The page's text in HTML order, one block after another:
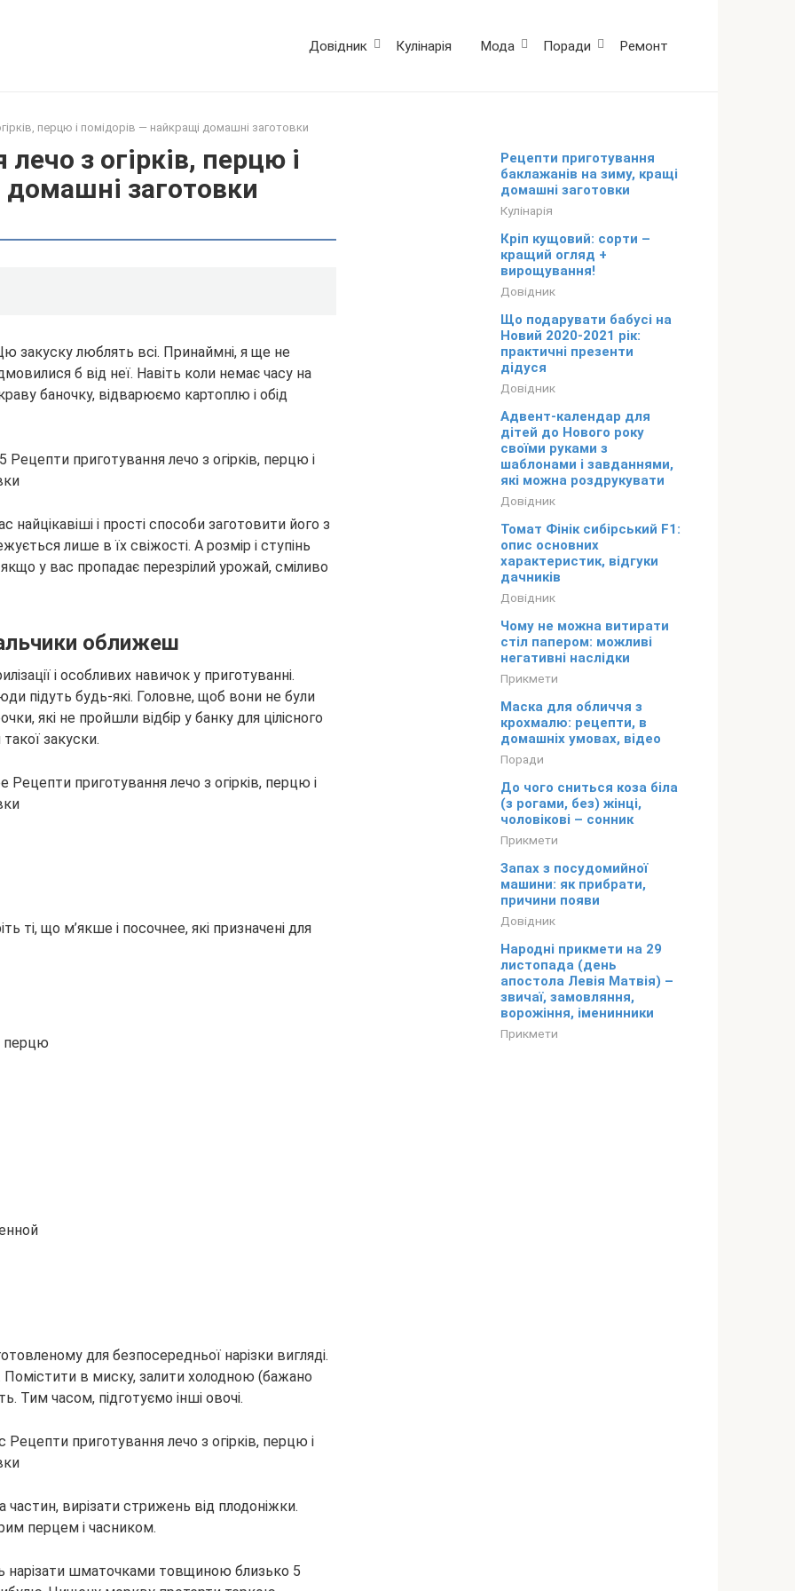
Довідник Кулінарія Мода Поради Ремонт
перцю і помідорів — найкращі домашні заготовки
з огірків, перцю і
заготовки
закуску люблять всі. Принаймні, я ще не
б від неї. Навіть коли немає часу на
баночку, відварюємо картоплю і обід
найцікавіші і прості способи заготовити його з
лише в їх свіжості. А розмір і ступінь
у вас пропадає перезрілий урожай, сміливо
оближеш
і особливих навичок у приготуванні.
підуть будь-які. Головне, щоб вони не були
які не пройшли відбір у банку для цілісного
закуски.
ті, що м’якше і посочнее, які призначені для
перцю
для безпосередньої нарізки вигляді.
Помістити в миску, залити холодною (бажано
часом, підготуємо інші овочі.
частин, вирізати стрижень від плодоніжки.
перцем і часником.
нарізати шматочками товщиною близько 5
Рецепти приготування
баклажанів на зиму, кращі
домашні заготовки
Кулінарія
Кріп кущовий: сорти –
кращий огляд +
вирощування!
Довідник
Що подарувати бабусі на
Новий 2020-2021 рік:
практичні презенти
дідуся
Довідник
Адвент-календар для
дітей до Нового року
своїми руками з
шаблонами і завданнями,
які можна роздрукувати
Довідник
Томат Фінік сибірський F1:
опис основних
характеристик, відгуки
дачників
Довідник
Чому не можна витирати
стіл папером: можливі
негативні наслідки
Прикмети
Маска для обличчя з
крохмалю: рецепти, в
домашніх умовах, відео
Поради
До чого сниться коза біла
(з рогами, без) жінці,
чоловікові – сонник
Прикмети
Запах з посудомийної
машини: як прибрати,
причини появи
Довідник
Народні прикмети на 29
листопада (день
апостола Левія Матвія) –
звичаї, замовляння,
ворожіння, іменинники
Прикмети